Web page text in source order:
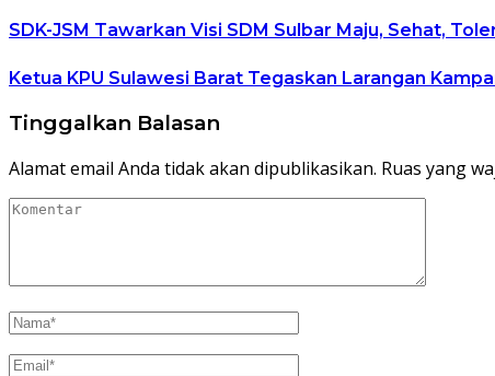
SDK-JSM Tawarkan Visi SDM Sulbar Maju, Sehat,
Ketua KPU Sulawesi Barat Tegaskan Larangan
Tinggalkan Balasan
Alamat email Anda tidak akan dipublikasikan. Ruas yang